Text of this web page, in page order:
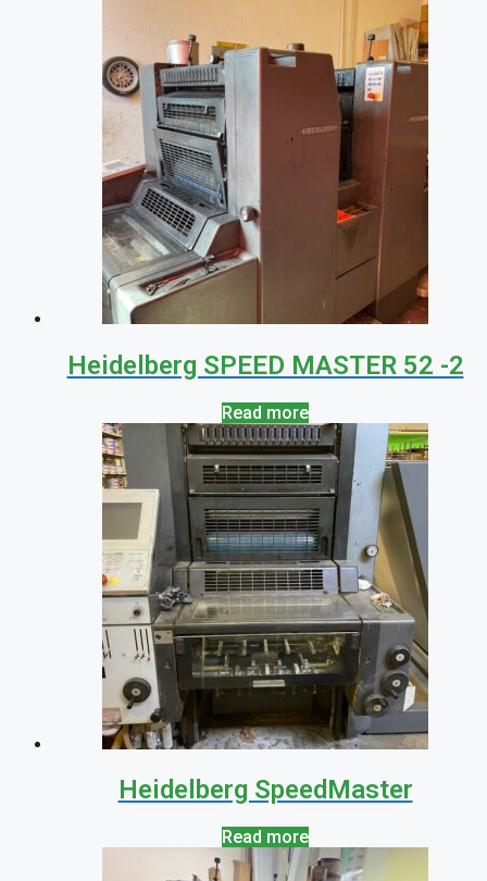
Heidelberg SPEED MASTER 52 -2
Read more
Heidelberg SpeedMaster
Read more